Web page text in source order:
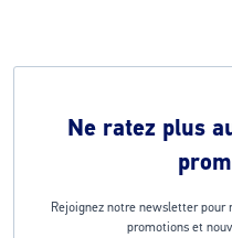
Ne ratez plus
Rejoignez notre newsletter pour
promotions et